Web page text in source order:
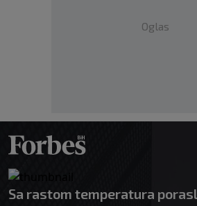
Oglas
Sa rastom temperatura